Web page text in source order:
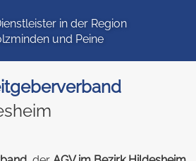
in der Region
und Peine